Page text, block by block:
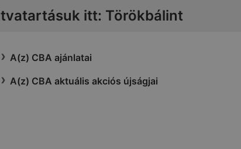
itt: Törökbálint
A(z) CBA ajánlatai
A(z) CBA aktuális akciós újságjai